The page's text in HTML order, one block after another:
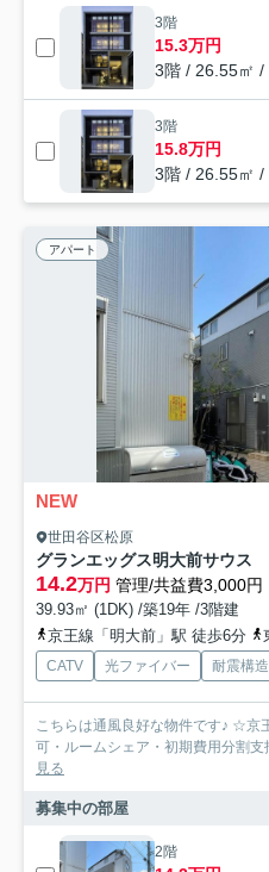
3階
15.3万円
3階 / 26.55㎡ /
3階
15.8万円
3階 / 26.55㎡ /
アパート
NEW
世田谷区松原
グランエッグス明大前サウス
14.2万円 管理/共益費3,000円
39.93㎡ (1DK) /築19年 /3階建
京王線「明大前」駅 徒歩6分
CATV 光ファイバー 耐震構造
こちらは通風良好な物件です♪ ☆京
可・ルームシェア・初期費用分割
見る
募集中の部屋
2階